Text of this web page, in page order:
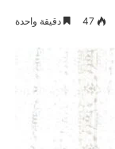
47 دقيقة واحدة